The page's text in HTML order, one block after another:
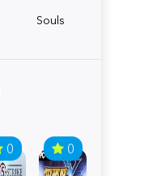
Souls
0 0